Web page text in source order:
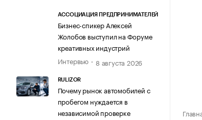
АССОЦИАЦИЯ ПРЕДПРИНИМАТЕЛЕЙ
Бизнес-спикер Алексей
Жолобов выступил на Форуме
креативных индустрий
Интервью
8 августа 2026
RULIZOR
Почему рынок автомобилей с
пробегом нуждается в
независимой проверке